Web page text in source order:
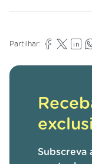
Partilhar:
Subscreva